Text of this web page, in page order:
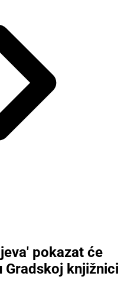
pokazat će
Gradskoj knjižnici